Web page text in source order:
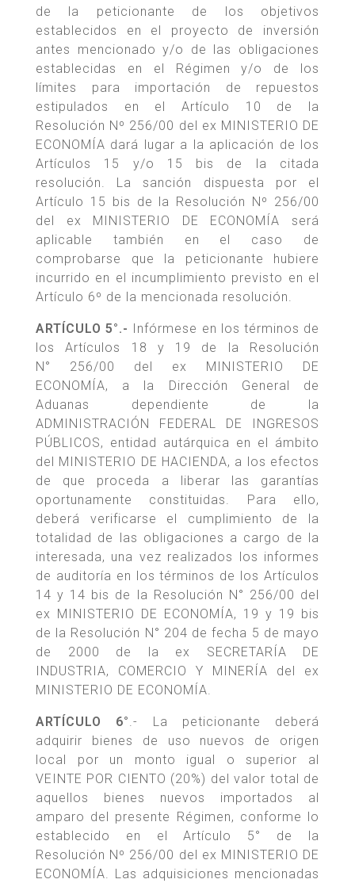
de la peticionante de los objetivos
establecidos en el proyecto de inversión
antes mencionado y/o de las obligaciones
establecidas en el Régimen y/o de los
límites para importación de repuestos
estipulados en el Artículo 10 de la
Resolución Nº 256/00 del ex MINISTERIO DE
ECONOMÍA dará lugar a la aplicación de los
Artículos 15 y/o 15 bis de la citada
resolución. La sanción dispuesta por el
Artículo 15 bis de la Resolución Nº 256/00
del ex MINISTERIO DE ECONOMÍA será
aplicable también en el caso de
comprobarse que la peticionante hubiere
incurrido en el incumplimiento previsto en el
Artículo 6º de la mencionada resolución.
ARTÍCULO 5°.-
Infórmese en los términos de
los Artículos 18 y 19 de la Resolución
N° 256/00 del ex MINISTERIO DE
ECONOMÍA, a la Dirección General de
Aduanas dependiente de la
ADMINISTRACIÓN FEDERAL DE INGRESOS
PÚBLICOS, entidad autárquica en el ámbito
del MINISTERIO DE HACIENDA, a los efectos
de que proceda a liberar las garantías
oportunamente constituidas. Para ello,
deberá verificarse el cumplimiento de la
totalidad de las obligaciones a cargo de la
interesada, una vez realizados los informes
de auditoría en los términos de los Artículos
14 y 14 bis de la Resolución N° 256/00 del
ex MINISTERIO DE ECONOMÍA, 19 y 19 bis
de la Resolución N° 204 de fecha 5 de mayo
de 2000 de la ex SECRETARÍA DE
INDUSTRIA, COMERCIO Y MINERÍA del ex
MINISTERIO DE ECONOMÍA.
ARTÍCULO 6°.- La peticionante deberá
adquirir bienes de uso nuevos de origen
local por un monto igual o superior al
VEINTE POR CIENTO (20%) del valor total de
aquellos bienes nuevos importados al
amparo del presente Régimen, conforme lo
establecido en el Artículo 5° de la
Resolución Nº 256/00 del ex MINISTERIO DE
ECONOMÍA. Las adquisiciones mencionadas